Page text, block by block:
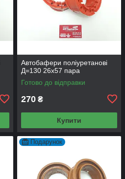
Автобафери поліуретанові
Д=130 26x57 пара
Готово до відправки
270 ₴
Купити
Подарунок